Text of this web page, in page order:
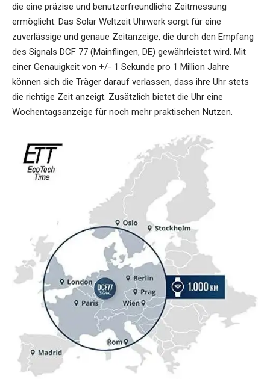
die eine präzise und benutzerfreundliche Zeitmessung
ermöglicht. Das Solar Weltzeit Uhrwerk sorgt für eine
zuverlässige und genaue Zeitanzeige, die durch den Empfang
des Signals DCF 77 (Mainflingen, DE) gewährleistet wird. Mit
einer Genauigkeit von +/- 1 Sekunde pro 1 Million Jahre
können sich die Träger darauf verlassen, dass ihre Uhr stets
die richtige Zeit anzeigt. Zusätzlich bietet die Uhr eine
Wochentagsanzeige für noch mehr praktischen Nutzen.